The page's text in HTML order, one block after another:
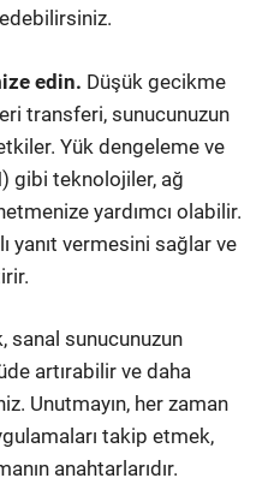
edin. Düşük gecikme
transferi, sunucunuzun
Yük dengeleme ve
gibi teknolojiler, ağ
yardımcı olabilir.
yanıt vermesini sağlar ve
sanal sunucunuzun
artırabilir ve daha
Unutmayın, her zaman
takip etmek,
anahtarlarıdır.